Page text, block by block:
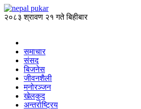
२०८३ श्रावण २१ गते बिहीबार
समाचार
संसद
बिजनेस
जीवनशैली
मनोरञ्जन
खेलकुद
अन्तर्राष्ट्रिय